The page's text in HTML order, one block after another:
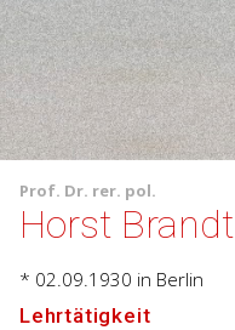
Prof. Dr. rer. pol.
Horst Brandt
* 02.09.1930 in Berlin
Lehrtätigkeit